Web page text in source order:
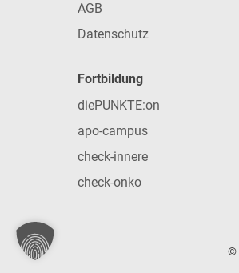
AGB
Datenschutz
Fortbildung
diePUNKTE:on
apo-campus
check-innere
check-onko
©